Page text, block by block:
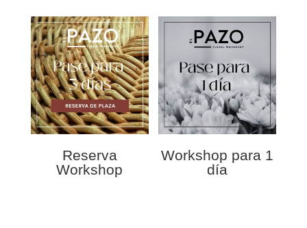
Reserva
Workshop
Workshop para 1
día